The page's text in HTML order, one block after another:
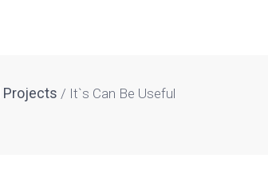
Projects It`s Can Be Useful